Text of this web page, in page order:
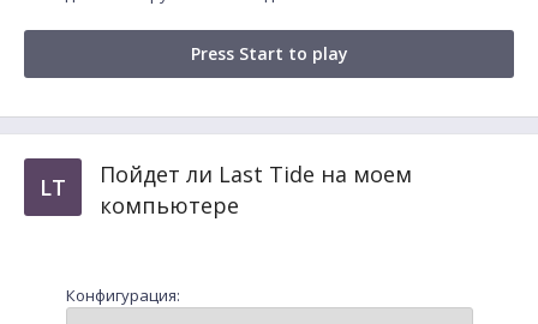
Press Start to play
LT
Пойдет ли Last Tide на моем
компьютере
Конфигурация: